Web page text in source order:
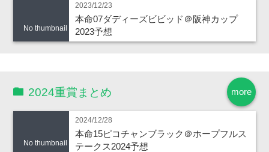
No thumbnail
2023/12/23
本命07ダディーズビビッド＠阪神カップ
2023予想
more
2024重賞まとめ
No thumbnail
2024/12/28
本命15ピコチャンブラック＠ホープフルス
テークス2024予想